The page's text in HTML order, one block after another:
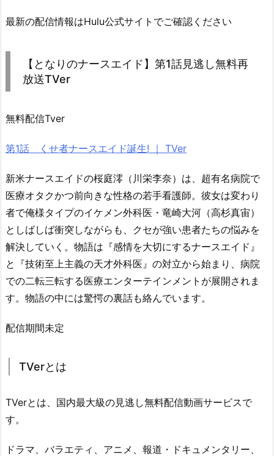
最新の配信情報はHulu公式サイトでご確認ください
【となりのナースエイド】第1話見逃し無料再
放送TVer
無料配信Tver
第1話 くせ者ナースエイド誕生! ｜ TVer
新米ナースエイドの桜庭澪（川栄李奈）は、超有名病院で
医療オタクかつ前向きな性格の若手看護師。彼女は変わり
者で俺様タイプのイケメン外科医・竜崎大河（高杉真宙）
としばしば衝突しながらも、クセが強い患者たちの悩みを
解決していく。物語は『感情を大切にするナースエイド』
と『技術至上主義の天才外科医』の対立から始まり、病院
での二転三転する医療エンターテインメントが展開されま
す。物語の中には驚愕の裏話も絡んでいます。
配信期間未定
TVerとは
TVerとは、国内最大級の見逃し無料配信動画サービスで
す。
ドラマ、バラエティ、アニメ、報道・ドキュメンタリー、